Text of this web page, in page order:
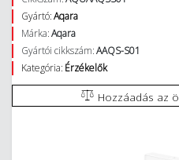
Gyártó:Aqara
Márka:Aqara
Gyártói cikkszám:AAQS-S01
Kategória: Érzékelők
Hozzáadás az